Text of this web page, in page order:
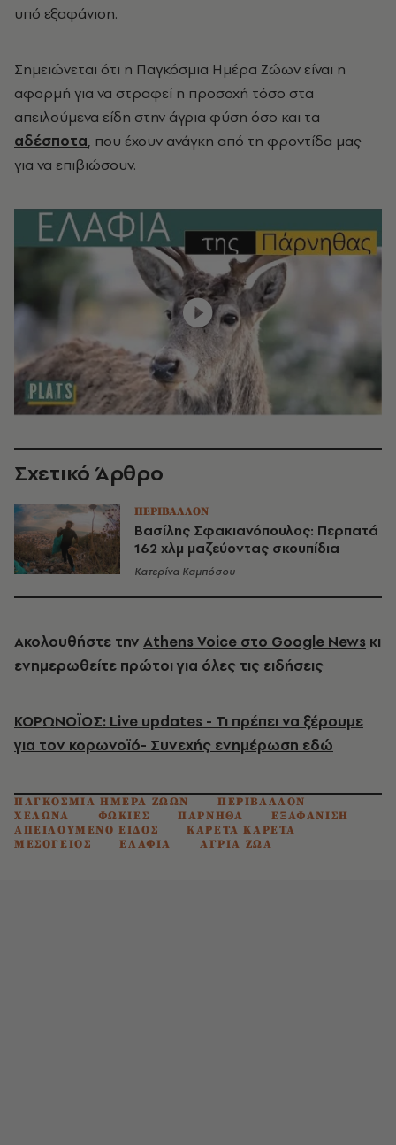
υπό εξαφάνιση.
Σημειώνεται ότι η Παγκόσμια Ημέρα Ζώων είναι η
αφορμή για να στραφεί η προσοχή τόσο στα
απειλούμενα είδη στην άγρια φύση όσο και τα
αδέσποτα, που έχουν ανάγκη από τη φροντίδα μας
για να επιβιώσουν.
Σχετικό Άρθρο
ΠΕΡΙΒΑΛΛΟΝ
Βασίλης Σφακιανόπουλος: Περπατά
162 χλμ μαζεύοντας σκουπίδια
Κατερίνα Καμπόσου
Ακολουθήστε την Athens Voice στο Google News κι
ενημερωθείτε πρώτοι για όλες τις ειδήσεις
ΚΟΡΩΝΟΪΟΣ: Live updates - Τι πρέπει να ξέρουμε
για τον κορωνοϊό- Συνεχής ενημέρωση εδώ
ΠΑΓΚΟΣΜΙΑ ΗΜΕΡΑ ΖΩΩΝ
ΠΕΡΙΒΑΛΛΟΝ
ΧΕΛΩΝΑ
ΦΩΚΙΕΣ ΠΑΡΝΗΘΑ
ΕΞΑΦΑΝΙΣΗ
ΑΠΕΙΛΟΥΜΕΝΟ ΕΙΔΟΣ
ΚΑΡΕΤΑ ΚΑΡΕΤΑ
ΜΕΣΟΓΕΙΟΣ
ΕΛΑΦΙΑ ΑΓΡΙΑ ΖΩΑ